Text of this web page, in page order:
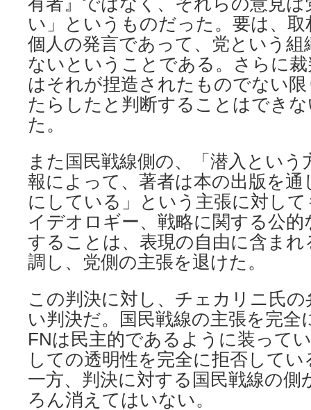
い」というものだった。要は、
個人の発言であって、党という
ないということである。さらに
はそれが捏造されたものでない
たらしたと判断することはでき
た。
また国民戦線側の、「潜入とい
報によって、著者は本の出版を通
にしている」という主張に対し
イデオロギー、戦略に関する公
することは、表現の自由に含ま
調し、党側の主張を退けた。
この判決に対し、チェカリニ氏
い判決だ。国民戦線の主張を完全
FNは民主的であるように装って
しての透明性を完全に拒否して
一方、判決に対する国民戦線の側
ろん消えてはいない。